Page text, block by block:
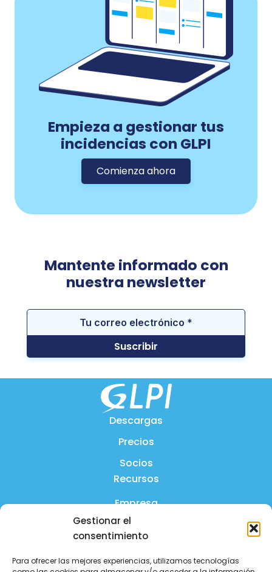
Gestionar el
consentimiento
Para ofrecer las mejores experiencias, utilizamos tecnologías
Empieza a gestionar tus
incidencias con GLPI
Comienza ahora
Mantente informado con
nuestra newsletter
Descargas
Precios
Socios
Recursos
Empresa
Producto